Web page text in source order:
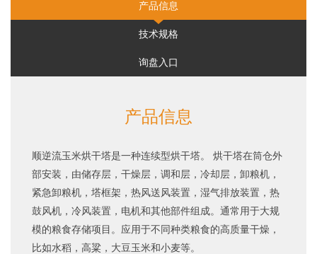
产品信息
技术规格
询盘入口
产品信息
顺逆流玉米烘干塔是一种连续型烘干塔。 烘干塔在筒仓外
部安装，由储存层，干燥层，调和层，冷却层，卸粮机，
紧急卸粮机，塔框架，热风送风装置，湿气排放装置，热
鼓风机，冷风装置，电机和其他部件组成。通常用于大规
模的粮食存储项目。应用于不同种类粮食的高质量干燥，
比如水稻，高粱，大豆玉米和小麦等。